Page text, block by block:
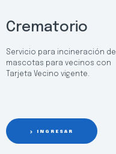
Crematorio
Servicio para incineración de
mascotas para vecinos con
Tarjeta Vecino vigente.
INGRESAR